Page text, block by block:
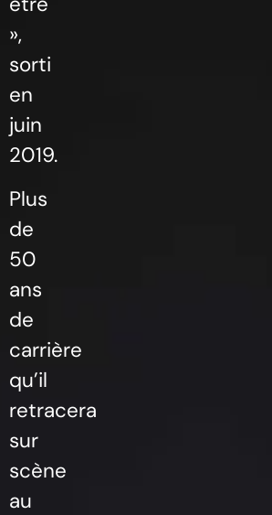
»,
sorti
en
juin
2019.
Plus
de
50
ans
de
carrière
qu’il
retracera
sur
scène
au